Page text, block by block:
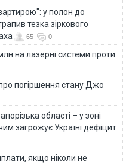
у полон до
тезка зіркового
65 0
на лазерні системи проти
погіршення стану Джо
області – у зоні
загрожує Україні дефіцит
якщо ніколи не